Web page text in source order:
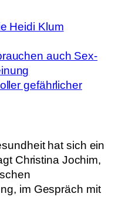
Heidi Klum
auch Sex-
gefährlicher
hat sich ein
Christina Jochim,
im Gespräch mit